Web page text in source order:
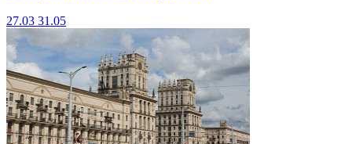
27.03 31.05